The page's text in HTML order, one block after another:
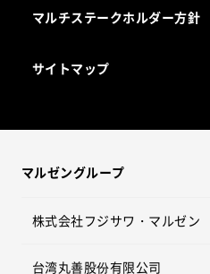
マルチステークホルダー方針
サイトマップ
マルゼングループ
株式会社フジサワ・マルゼン
台湾丸善股份有限公司